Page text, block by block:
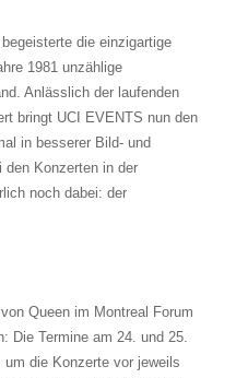
die einzigartige
1981 unzählige
Anlässlich der laufenden
bringt UCI EVENTS nun den
in besserer Bild- und
Konzerten in der
noch dabei: der
Queen im Montreal Forum
Die Termine am 24. und 25.
um die Konzerte vor jeweils